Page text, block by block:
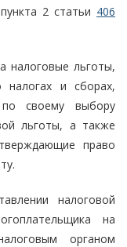
2 статьи 406
налоговые льготы,
налогах и сборах,
своему выбору
льготы, а также
право
налоговой
на
органом